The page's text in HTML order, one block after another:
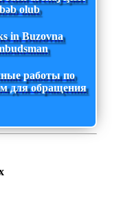
olub
in Buzovna
работы по
для обращения